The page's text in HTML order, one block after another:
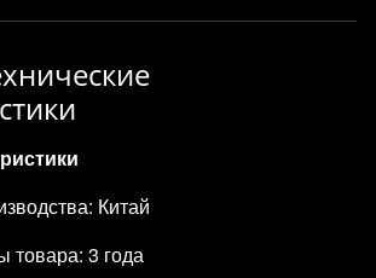
Китай
товара: 3 года